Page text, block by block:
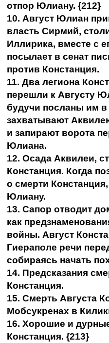
отпор Юлиану. {212}
10. Август Юлиан
власть Сирмий,
Иллирика, вместе с
посылает в сенат
против Констанция.
11. Два легиона
перешли к Августу
будучи посланы им
захватывают
и запирают ворота
Юлиана.
12. Осада Аквилеи,
Констанция. Когда
о смерти
Юлиану.
13. Сапор отводит
как
войны. Август
Гиераполе речи
собираясь начать
14. Предсказания
Констанция.
15. Смерть Августа
Мобсукренах в
16. Хорошие и
Констанция. {213}